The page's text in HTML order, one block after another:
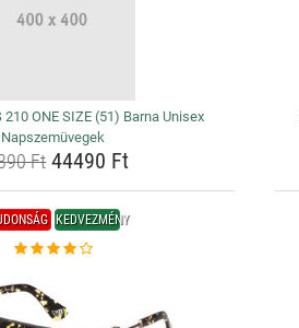
ONE SIZE (51) Barna Unisex
Napszemüvegek
Ft44490 Ft
KEDVEZMÉNY